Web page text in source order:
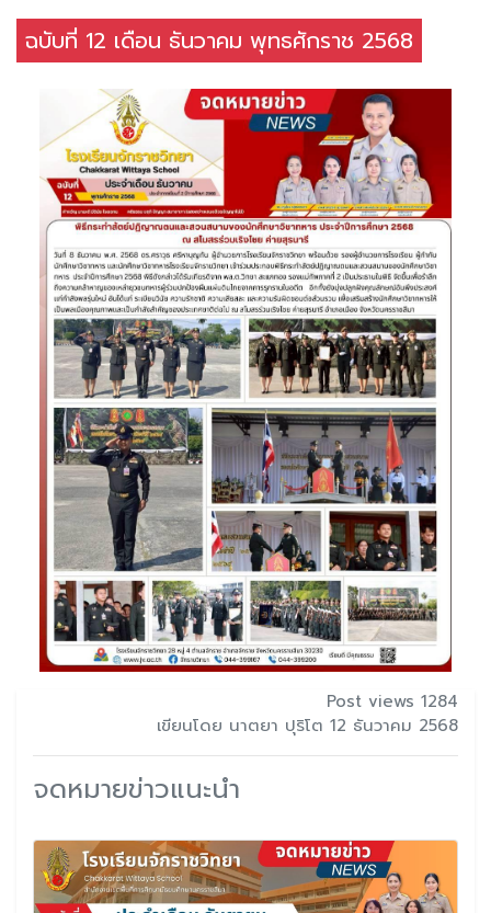
ฉบับที่ 12 เดือน ธันวาคม พุทธศักราช 2568
Post views 1284
เขียนโดย นาตยา ปุริโต 12 ธันวาคม 2568
จดหมายข่าวแนะนำ